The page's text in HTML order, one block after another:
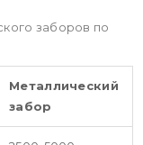
заборов по
Металлический
забор